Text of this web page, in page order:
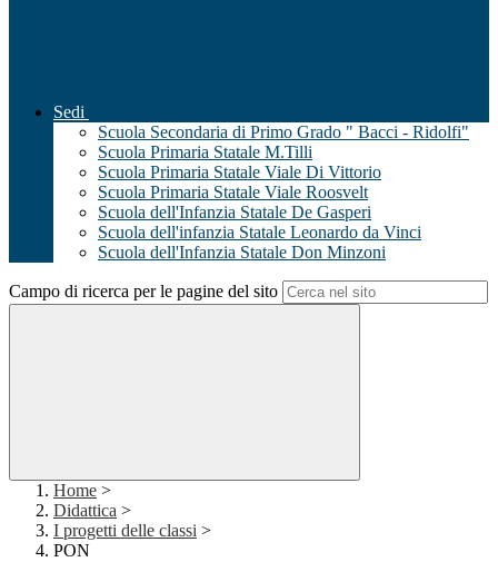
Sedi
Scuola Secondaria di Primo Grado " Bacci - Ridolfi"
Scuola Primaria Statale M.Tilli
Scuola Primaria Statale Viale Di Vittorio
Scuola Primaria Statale Viale Roosvelt
Scuola dell'Infanzia Statale De Gasperi
Scuola dell'infanzia Statale Leonardo da Vinci
Scuola dell'Infanzia Statale Don Minzoni
Campo di ricerca per le pagine del sito
Home >
Didattica >
I progetti delle classi >
PON